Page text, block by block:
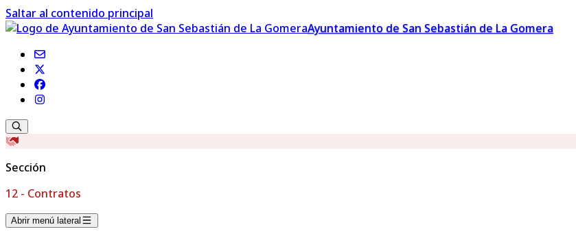
Saltar al contenido principal
Ayuntamiento de San Sebastián de La Gomera
Sección
12 - Contratos
Abrir menú lateral